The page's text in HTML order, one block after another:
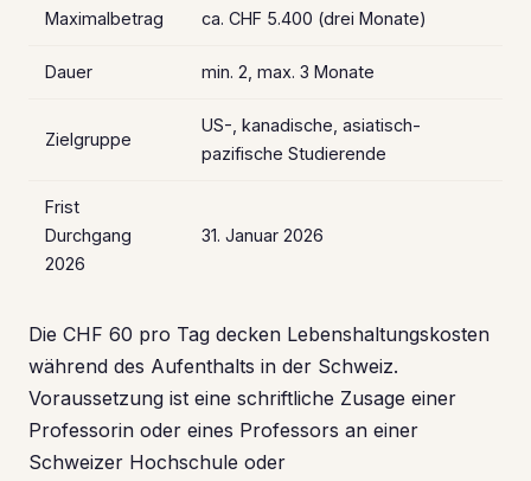
Maximalbetrag ca. CHF 5.400 (drei Monate)
Dauer min. 2, max. 3 Monate
Zielgruppe
US-, kanadische, asiatisch-
pazifische Studierende
Frist
Durchgang
2026
31. Januar 2026
Die CHF 60 pro Tag decken Lebenshaltungskosten
während des Aufenthalts in der Schweiz.
Voraussetzung ist eine schriftliche Zusage einer
Professorin oder eines Professors an einer
Schweizer Hochschule oder